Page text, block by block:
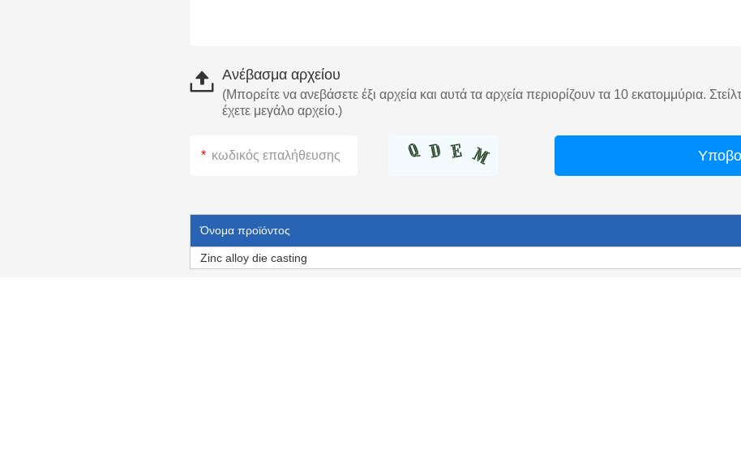
Ανέβασμα αρχείου
(Μπορείτε να ανεβάσετε έξι αρχεία και αυτά τα αρχεία περιορίζουν τα 10 εκατομμύρια.
έχετε μεγάλο αρχείο.)
Όνομα προϊόντος
Zinc alloy die casting